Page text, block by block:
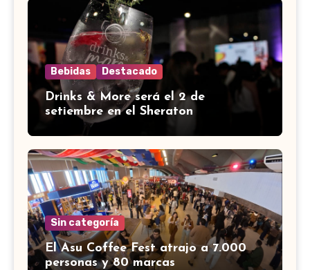
Bebidas Destacado
Drinks & More será el 2 de
setiembre en el Sheraton
Sin categoría
El Asu Coffee Fest atrajo a 7.000
personas y 80 marcas